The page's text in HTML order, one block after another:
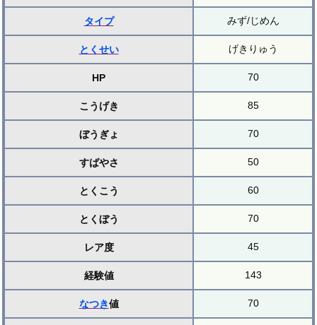
タイプ みず/じめん
とくせい げきりゅう
HP 70
こうげき 85
ぼうぎょ 70
すばやさ 50
とくこう 60
とくぼう 70
レア度 45
経験値 143
なつき値 70